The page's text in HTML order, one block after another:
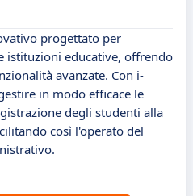
progettato per
istituzioni educative, offrendo
avanzate. Con i-
in modo efficace le
degli studenti alla
così l'operato del